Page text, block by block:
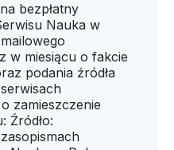
bezpłatny
Nauka w
w miesiącu o fakcie
podania źródła
zamieszczenie
Źródło: